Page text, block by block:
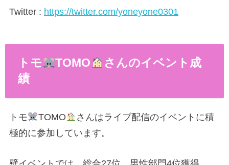
Twitter : https://twitter.com/yoneyone0301
トモ TOMO
さんのイベント成
績
トモ TOMO
さんはライブ配信のイベントに積
極的に参加しています。